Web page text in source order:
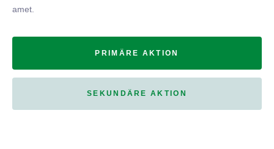
amet.
PRIMÄRE AKTION
SEKUNDÄRE AKTION